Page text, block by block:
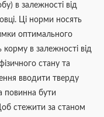
в залежності від
Ці норми носять
оптимального
корму в залежності від
стану та
вводити тверду
повинна бути
стежити за станом